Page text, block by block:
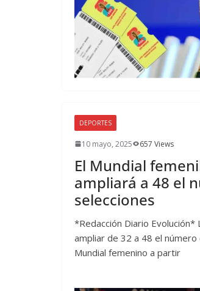
DEPORTES
10 mayo, 2025 657 Views
El Mundial
ampliará a 48 el
selecciones
*Redacción Diario Evolución*
ampliar de 32 a 48 el
Mundial femenino a partir